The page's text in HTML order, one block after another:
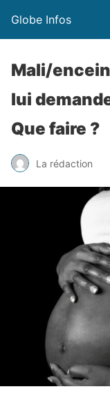
Globe Infos
Mali/
lui
Que faire ?
La rédaction